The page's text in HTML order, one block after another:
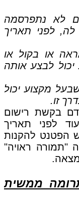
לא נתפרסמה
לה, לפני תאריך
או בקול או
לבצע אותה
שבעל מקצוע יכול
זו.
בקשת רישום
לפני תאריך
הפטנט להקנות
"תמורה ראויה"
ממשית